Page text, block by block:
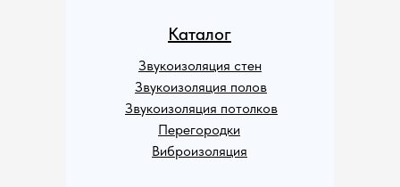
Каталог
Звукоизоляция стен
Звукоизоляция полов
Звукоизоляция потолков
Перегородки
Виброизоляция